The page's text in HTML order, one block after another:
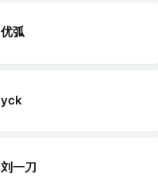
优弧
yck
刘一刀